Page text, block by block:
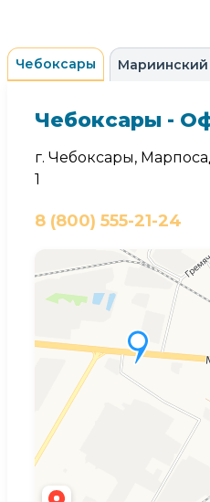
Чебоксары
Чебоксары -
г. Чебоксары,
1
8 (800) 555-21-24